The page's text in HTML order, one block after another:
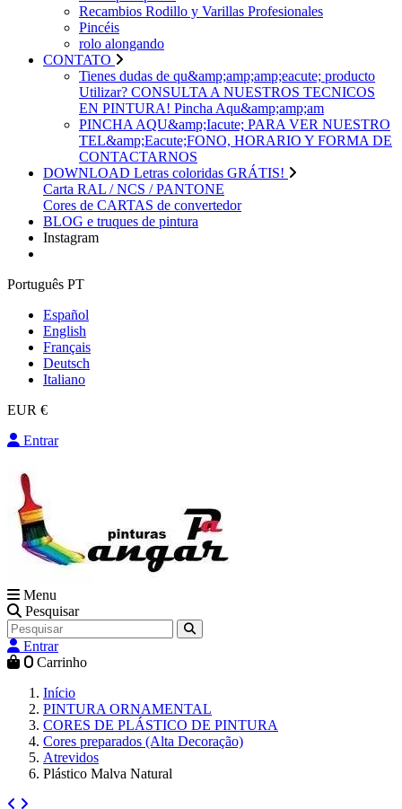
Recambios Rodillo y Varillas Profesionales
Pincéis
rolo alongando
CONTATO
Tienes dudas de qu&amp;amp;amp;eacute; producto
Utilizar? CONSULTA A NUESTROS TECNICOS
EN PINTURA! Pincha Aqu&amp;amp;am
PINCHA AQU&amp;Iacute; PARA VER NUESTRO
TEL&amp;Eacute;FONO, HORARIO Y FORMA DE
CONTACTARNOS
DOWNLOAD Letras coloridas GRÁTIS!
Carta RAL / NCS / PANTONE
Cores de CARTAS de convertedor
BLOG e truques de pintura
Instagram
Português PT
Español
English
Français
Deutsch
Italiano
EUR €
Entrar
Menu
Pesquisar
Entrar
0 Carrinho
Início
PINTURA ORNAMENTAL
CORES DE PLÁSTICO DE PINTURA
Cores preparados (Alta Decoração)
Atrevidos
Plástico Malva Natural